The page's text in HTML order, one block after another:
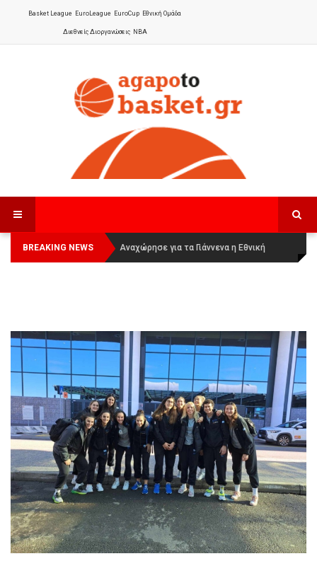
Basket League EuroLeague EuroCup Εθνική Ομάδα
Διεθνείς Διοργανώσεις NBA
BREAKING NEWS
Οι Πάνθηρες Καβάλας στην Women
Basketball League 1
Αναχώρησε για τα Γιάννενα η Εθνική
Γυναικών: